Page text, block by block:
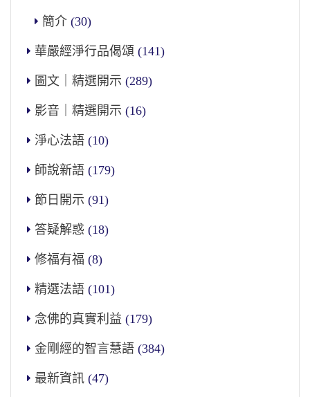
簡介 (30)
華嚴經淨行品偈頌 (141)
圖文｜精選開示 (289)
影音｜精選開示 (16)
淨心法語 (10)
師說新語 (179)
節日開示 (91)
答疑解惑 (18)
修福有福 (8)
精選法語 (101)
念佛的真實利益 (179)
金剛經的智言慧語 (384)
最新資訊 (47)